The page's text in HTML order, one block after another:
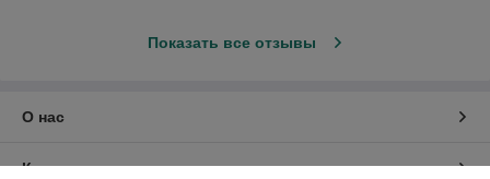
Показать все отзывы
О нас
Контакты